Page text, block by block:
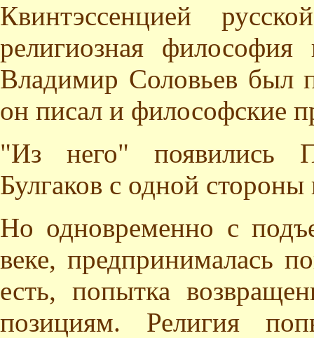
Квинтэссенцией
религиозная
Владимир Соловьев был
он писал и философские
"Из него" появились
Булгаков с одной
Но одновременно с
веке, предпринималась
есть, попытка
позициям. Религия